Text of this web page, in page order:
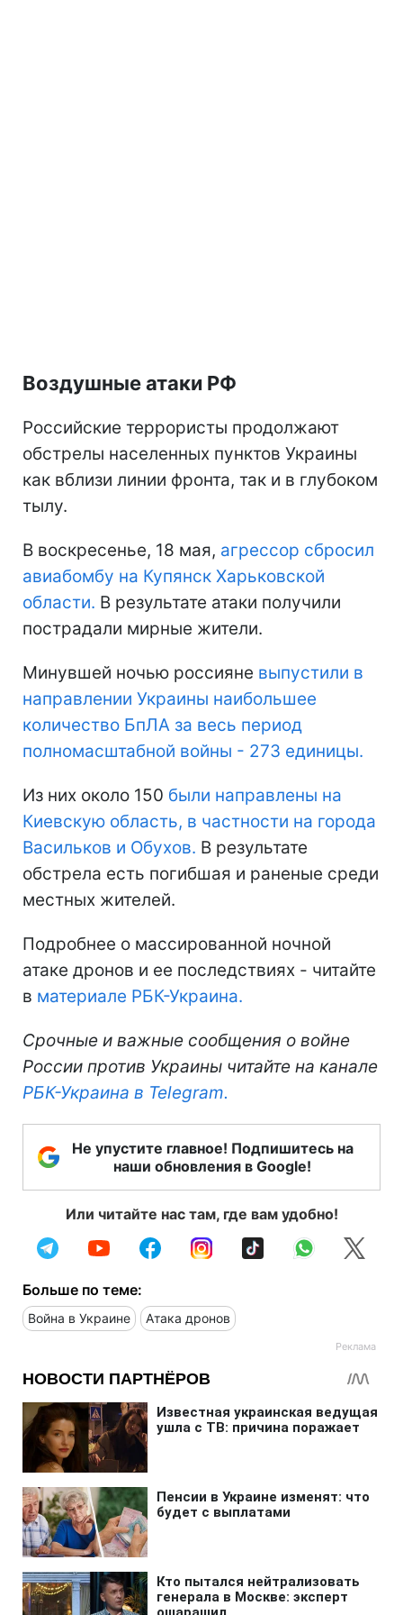
Воздушные атаки РФ
Российские террористы продолжают
обстрелы населенных пунктов Украины
как вблизи линии фронта, так и в глубоком
тылу.
В воскресенье, 18 мая, агрессор сбросил
авиабомбу на Купянск Харьковской
области. В результате атаки получили
пострадали мирные жители.
Минувшей ночью россияне выпустили в
направлении Украины наибольшее
количество БпЛА за весь период
полномасштабной войны - 273 единицы.
Из них около 150 были направлены на
Киевскую область, в частности на города
Васильков и Обухов. В результате
обстрела есть погибшая и раненые среди
местных жителей.
Подробнее о массированной ночной
атаке дронов и ее последствиях - читайте
в материале РБК-Украина.
Срочные и важные сообщения о войне
России против Украины читайте на канале
РБК-Украина в Telegram.
Не упустите главное! Подпишитесь на
наши обновления в Google!
Или читайте нас там, где вам удобно!
Больше по теме:
Война в Украине Атака дронов